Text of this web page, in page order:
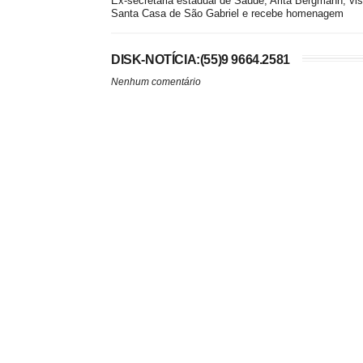
Santa Casa de São Gabriel e recebe homenagem
DISK-NOTÍCIA:(55)9 9664.2581
Nenhum comentário